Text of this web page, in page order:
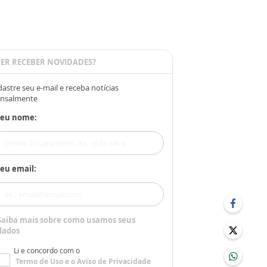
RECEBER NOVIDADES?
seu e-mail e receba notícias
nome:
email:
mais sobre como usamos seus
Li e concordo com o
Termo de Usoe oAviso de Privacidade